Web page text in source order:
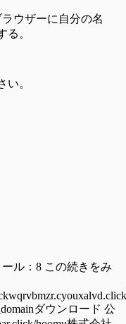
ウザーに自分の名
る。
い。
ル：8 この続きをみ
ダウンロード 公